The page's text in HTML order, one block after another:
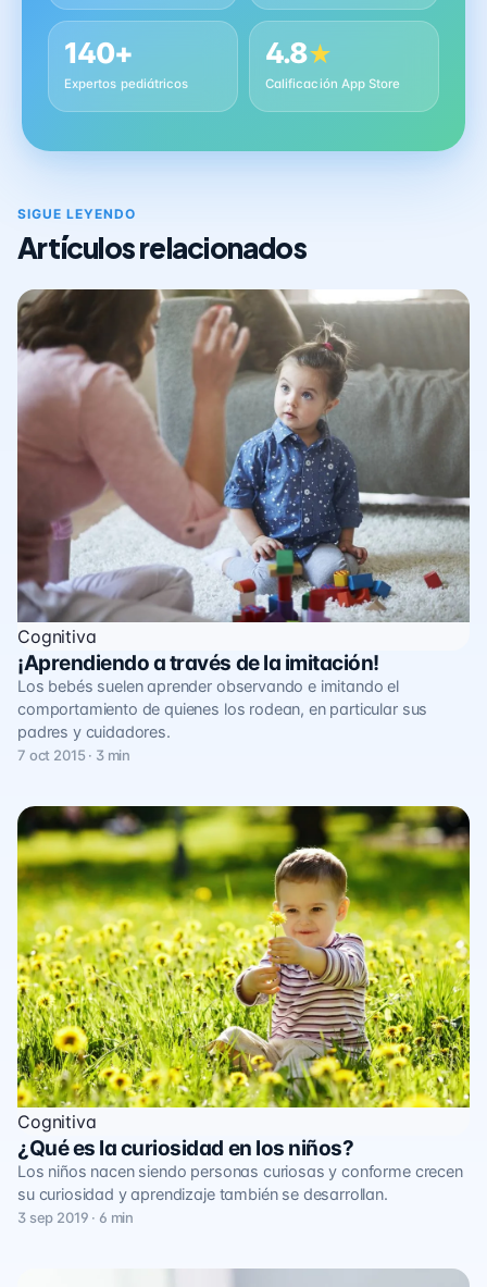
140+
Expertos pediátricos
4.8★
Calificación App Store
SIGUE LEYENDO
Artículos relacionados
Cognitiva
¡Aprendiendo a través de la imitación!
Los bebés suelen aprender observando e imitando el
comportamiento de quienes los rodean, en particular sus
padres y cuidadores.
7 oct 2015 · 3 min
Cognitiva
¿Qué es la curiosidad en los niños?
Los niños nacen siendo personas curiosas y conforme crecen
su curiosidad y aprendizaje también se desarrollan.
3 sep 2019 · 6 min